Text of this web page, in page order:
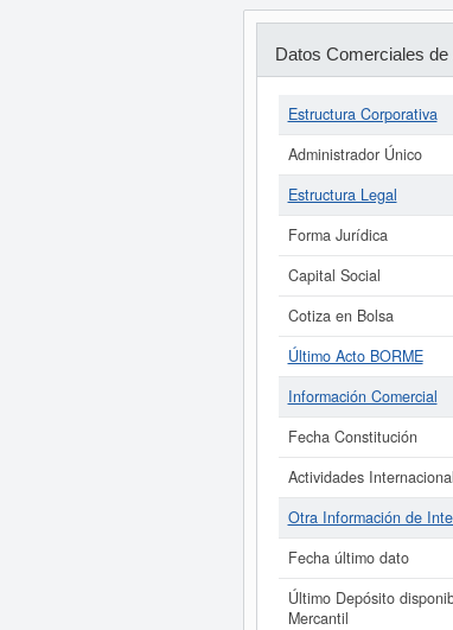
Datos Comerciales de
Estructura Corporativa
Administrador Único
Estructura Legal
Forma Jurídica
Capital Social
Cotiza en Bolsa
Último Acto BORME
Información Comercial
Fecha Constitución
Actividades
Otra Información de
Fecha último dato
Último Depósito
Mercantil